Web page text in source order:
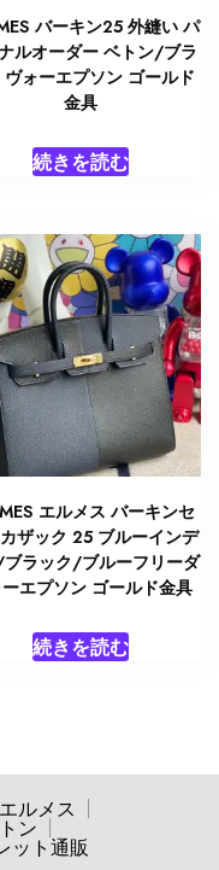
バーキン25 外縫い パ
ルオーダー ベトン/ブラ
ヴォーエプソン ゴールド
金具
続きを読む
エルメス バーキンセ
ザック 25 ブルーインデ
ラック/ブルーフリーダ
エプソン ゴールド金具
続きを読む
エルメス
ン
ット通販